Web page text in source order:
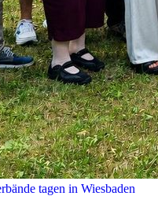
tagen in Wiesbaden